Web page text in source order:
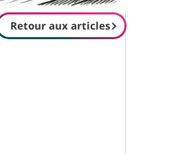
Retour aux articles